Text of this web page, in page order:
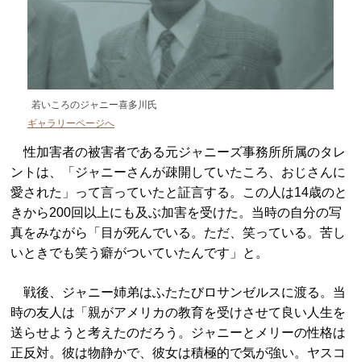
若いころのジャニー喜多川氏
ギャラリーページへ
性加害者の被害者である元ジャニーズ事務所所属のタレ
ントは、「ジャニーさんが疎開していたころ、おじさんに
愛された」って言っていたと証言する。この人は14歳のと
きから200回以上にも及ぶ加害を受けた。当時の自分の写
真をみながら「目が死んでいる。ただ、笑っている。苦し
いときでも笑う癖がついていたんです」と。
戦後、ジャニー姉弟はふたたびロサンゼルスに渡る。当
時の友人は「親がアメリカの教育を受けさせて良い人生を
送らせようと考えたのだろう。ジャニーとメリーの性格は
正反対。彼は物静かで、彼女は積極的で気が強い。ヤスコ